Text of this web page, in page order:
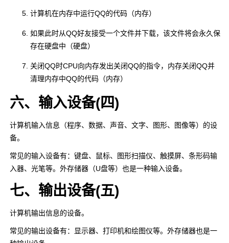
计算机在内存中运行QQ的代码（内存）
如果此时从QQ好友接受一个文件并下载，该文件将会永久保
存在硬盘中（硬盘）
关闭QQ时CPU向内存发出关闭QQ的指令，内存关闭QQ并
清理内存中QQ的代码（内存）
六、输入设备(四)
计算机输入信息（程序、数据、声音、文字、图形、图像等）的设
备。
常见的输入设备有：键盘、鼠标、图形扫描仪、触摸屏、条形码输
入器、光笔等。外存储器（U盘等）也是一种输入设备。
七、输出设备(五)
计算机输出信息的设备。
常见的输出设备有：显示器、打印机和绘图仪等。外存储器也是一